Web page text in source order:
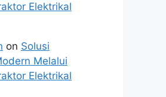
Elektrikal
on Solusi
Melalui
Elektrikal